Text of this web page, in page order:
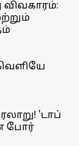
'டாப்
போர்